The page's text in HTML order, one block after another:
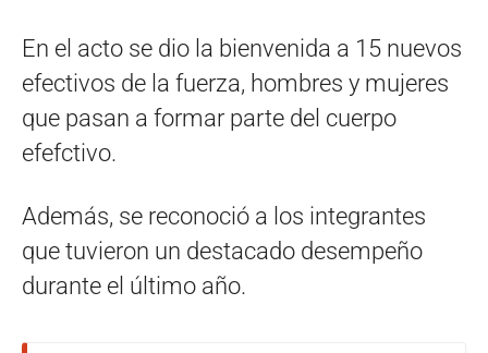
En el acto se dio la bienvenida a 15 nuevos
efectivos de la fuerza, hombres y mujeres
que pasan a formar parte del cuerpo
efefctivo.
Además, se reconoció a los integrantes
que tuvieron un destacado desempeño
durante el último año.